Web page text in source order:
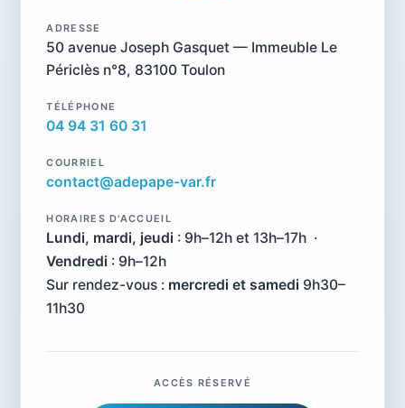
ADRESSE
50 avenue Joseph Gasquet — Immeuble Le
Périclès n°8, 83100 Toulon
TÉLÉPHONE
04 94 31 60 31
COURRIEL
contact@adepape-var.fr
HORAIRES D'ACCUEIL
Lundi, mardi, jeudi : 9h–12h et 13h–17h ·
Vendredi : 9h–12h
Sur rendez-vous : mercredi et samedi 9h30–
11h30
ACCÈS RÉSERVÉ